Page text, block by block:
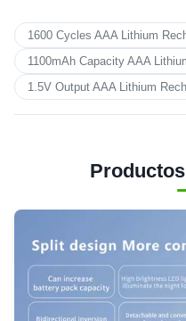
1600 Cycles AAA Lithium
1100mAh Capacity AAA
1.5V Output AAA Lithium